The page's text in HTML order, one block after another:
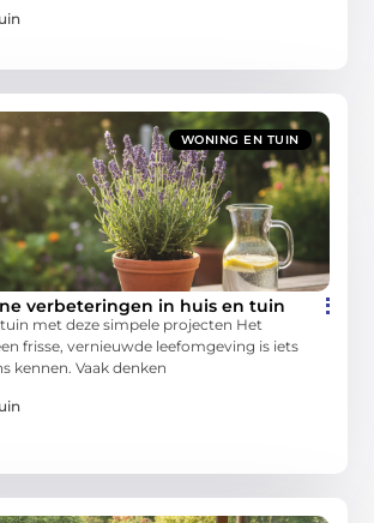
WONING EN TUIN
verbeteringen in huis en tuin
tuin met deze simpele projecten Het
frisse, vernieuwde leefomgeving is iets
kennen. Vaak denken